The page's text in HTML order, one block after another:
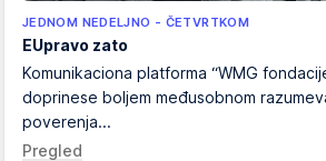
JEDNOM NEDELJNO - ČETVRTKOM
EUpravo zato
Komunikaciona platforma “WMG
doprinese boljem međusobnom
poverenja...
Pregled